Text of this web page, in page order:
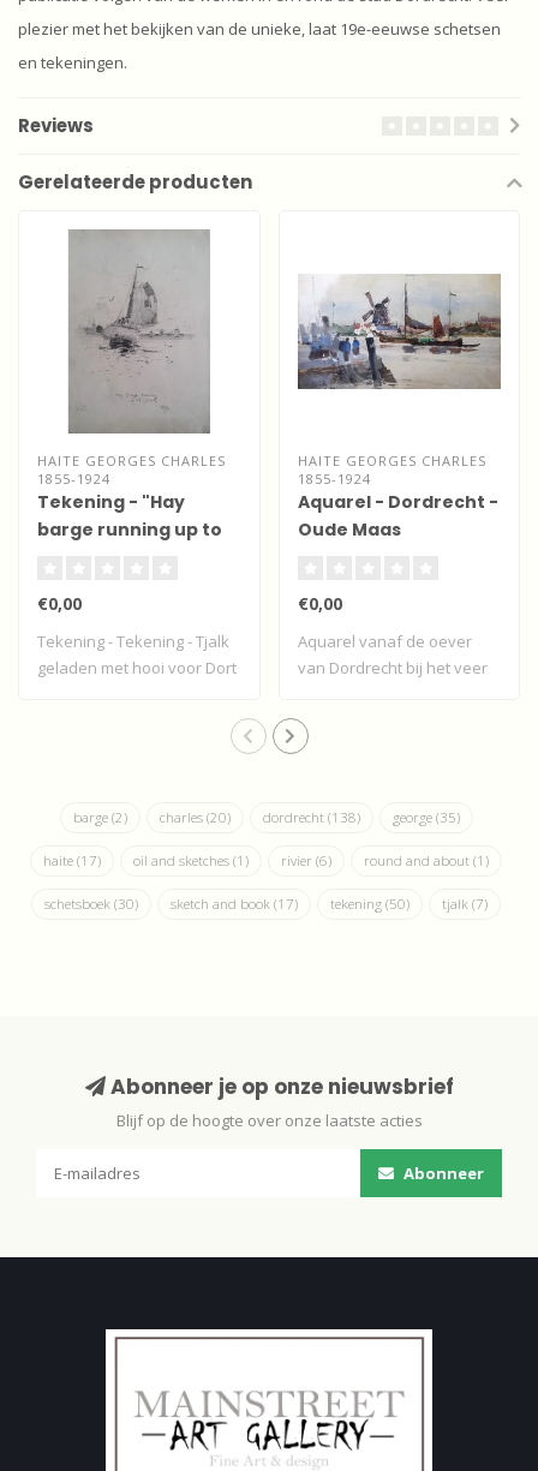
plezier met het bekijken van de unieke, laat 19e-eeuwse schetsen
en tekeningen.
Reviews
Gerelateerde producten
HAITE GEORGES CHARLES
1855-1924
Tekening - "Hay
barge running up to
€0,00
Tekening - Tekening - Tjalk
geladen met hooi voor Dort
HAITE GEORGES CHARLES
1855-1924
Aquarel - Dordrecht -
Oude Maas
€0,00
Aquarel vanaf de oever
van Dordrecht bij het veer
barge (2) charles (20) dordrecht (138) george (35)
haite (17) oil and sketches (1) rivier (6) round and about (1)
schetsboek (30) sketch and book (17) tekening (50) tjalk (7)
Abonneer je op onze nieuwsbrief
Blijf op de hoogte over onze laatste acties
Abonneer